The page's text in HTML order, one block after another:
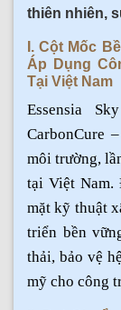
thiên nhiên,
I. Cột Mốc
Áp Dụng
Tại Việt Nam
Essensia
CarbonCure
môi trường,
tại Việt Nam.
mặt kỹ thuật
triển bền
thải, bảo vệ
mỹ cho công